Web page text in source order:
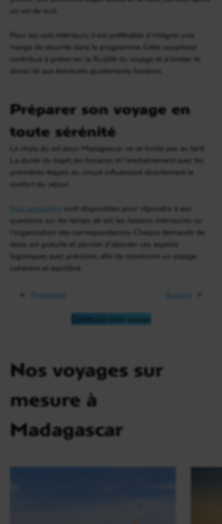
un vol de nuit.
Pour les vols intérieurs, il est préférable d’intégrer une
marge de sécurité dans le programme. Cette souplesse
contribue à préserver la fluidité du voyage et à limiter le
stress lié aux éventuels ajustements horaires.
Préparer son voyage en
toute sérénité
Le choix du vol pour Madagascar ne se limite pas au tarif.
La durée du trajet, les horaires et l’enchaînement avec les
premières étapes du circuit influencent directement le
confort du séjour.
sont disponibles pour répondre à vos
questions sur les temps de vol, les liaisons intérieures ou
l’organisation des correspondances. Chaque demande de
devis est gratuite et permet d’aborder ces aspects
logistiques avec précision, afin de construire un voyage
cohérent et équilibré.
← Suivant →
Construire mon voyage
Nos voyages sur
mesure à
Madagascar